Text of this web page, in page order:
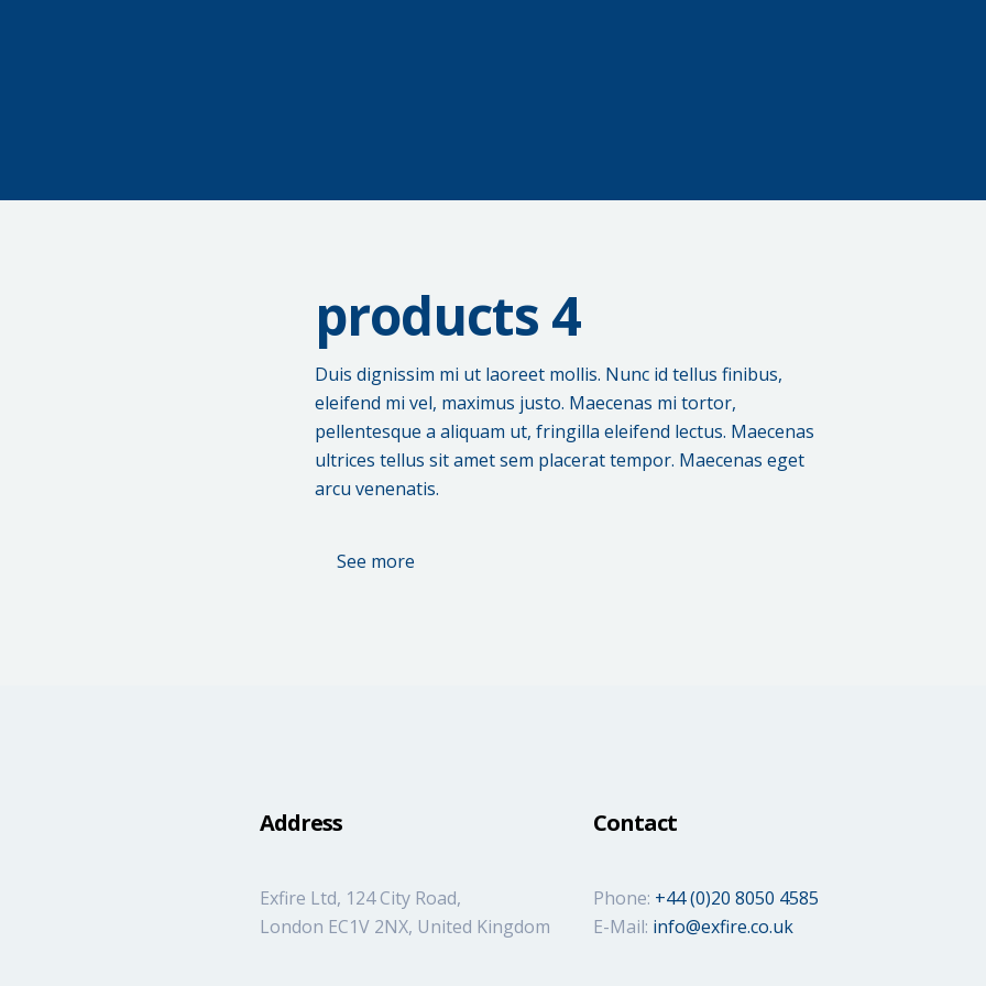
products 4
Duis dignissim mi ut laoreet mollis. Nunc id tellus finibus,
eleifend mi vel, maximus justo. Maecenas mi tortor,
pellentesque a aliquam ut, fringilla eleifend lectus. Maecenas
ultrices tellus sit amet sem placerat tempor. Maecenas eget
arcu venenatis.
See more
Address
Exfire Ltd, 124 City Road,
London EC1V 2NX, United Kingdom
Contact
Phone: +44 (0)20 8050 4585
E-Mail: info@exfire.co.uk